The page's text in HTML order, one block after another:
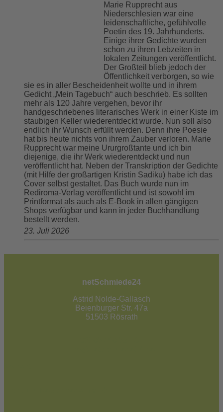
Marie Rupprecht aus
Niederschlesien war eine
leidenschaftliche, gefühlvolle
Poetin des 19. Jahrhunderts.
Einige ihrer Gedichte wurden
schon zu ihren Lebzeiten in
lokalen Zeitungen veröffentlicht.
Der Großteil blieb jedoch der
Öffentlichkeit verborgen, so wie
sie es in aller Bescheidenheit wollte und in ihrem
Gedicht „Mein Tagebuch“ auch beschrieb. Es sollten
mehr als 120 Jahre vergehen, bevor ihr
handgeschriebenes literarisches Werk in einer Kiste im
staubigen Keller wiederentdeckt wurde. Nun soll also
endlich ihr Wunsch erfüllt werden. Denn ihre Poesie
hat bis heute nichts von ihrem Zauber verloren. Marie
Rupprecht war meine Ururgroßtante und ich bin
diejenige, die ihr Werk wiederentdeckt und nun
veröffentlicht hat. Neben der Transkription der Gedichte
(mit Hilfe der großartigen Kristin Sadiku) habe ich das
Cover selbst gestaltet. Das Buch wurde nun im
Rediroma-Verlag veröffentlicht und ist sowohl im
Printformat als auch als E-Book in allen gängigen
Shops verfügbar und kann in jeder Buchhandlung
bestellt werden.
23. Juli 2026
netSchmiede24
Astrid Nolde-Gallasch
Beienburger Str. 47a
51503 Rösrath